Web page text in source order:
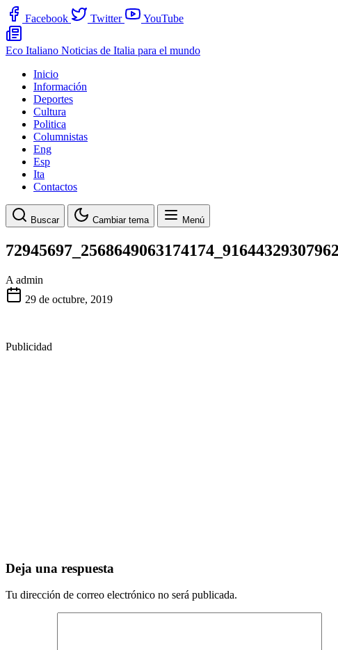
Facebook Twitter YouTube
Eco Italiano Noticias de Italia para el mundo
Inicio
Información
Deportes
Cultura
Politica
Columnistas
Eng
Esp
Ita
Contactos
Buscar Cambiar tema Menú
A admin
29 de octubre, 2019
Publicidad
Deja una respuesta
Tu dirección de correo electrónico no será publicada.